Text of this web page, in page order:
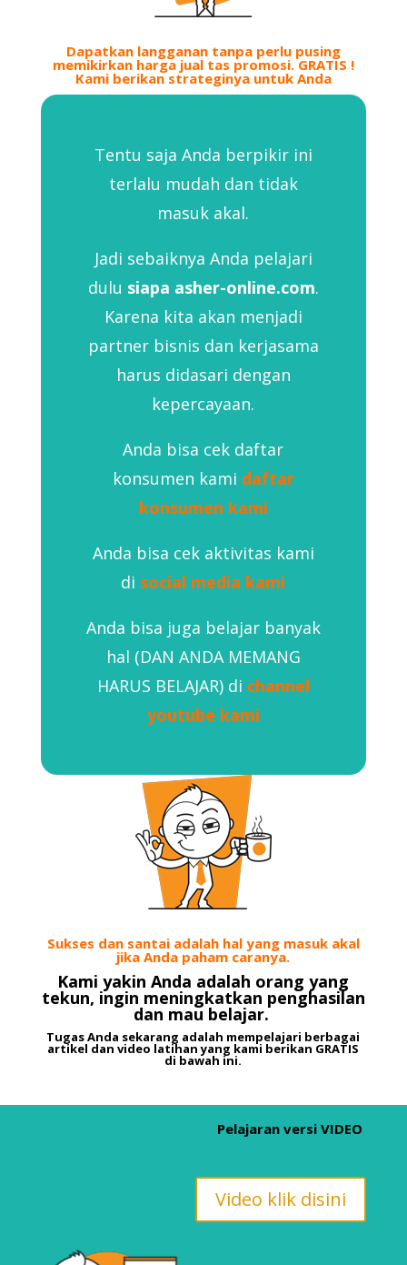
Dapatkan langganan tanpa perlu pusing
memikirkan harga jual tas promosi. GRATIS !
Kami berikan strateginya untuk Anda
Tentu saja Anda berpikir ini
terlalu mudah dan tidak
masuk akal.
Jadi sebaiknya Anda pelajari
dulu siapa asher-online.com.
Karena kita akan menjadi
partner bisnis dan kerjasama
harus didasari dengan
kepercayaan.
Anda bisa cek daftar
konsumen kami daftar
konsumen kami
Anda bisa cek aktivitas kami
di social media kami
Anda bisa juga belajar banyak
hal (DAN ANDA MEMANG
HARUS BELAJAR) di channel
youtube kami
Sukses dan santai adalah hal yang masuk akal
jika Anda paham caranya.
Kami yakin Anda adalah orang yang
tekun, ingin meningkatkan penghasilan
dan mau belajar.
Tugas Anda sekarang adalah mempelajari berbagai
artikel dan video latihan yang kami berikan GRATIS
di bawah ini.
Pelajaran versi VIDEO
Video klik disini